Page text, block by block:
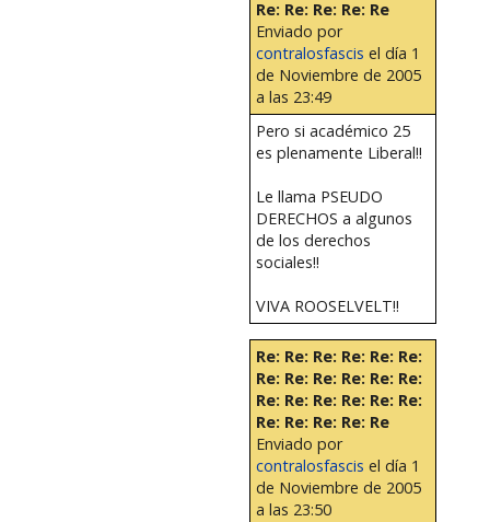
Re: Re: Re: Re: Re
Enviado por
contralosfascis el día 1
de Noviembre de 2005
a las 23:49
Pero si académico 25
es plenamente Liberal!!
Le llama PSEUDO
DERECHOS a algunos
de los derechos
sociales!!
VIVA ROOSELVELT!!
Re: Re: Re: Re: Re: Re:
Re: Re: Re: Re: Re: Re:
Re: Re: Re: Re: Re: Re:
Re: Re: Re: Re: Re
Enviado por
contralosfascis el día 1
de Noviembre de 2005
a las 23:50